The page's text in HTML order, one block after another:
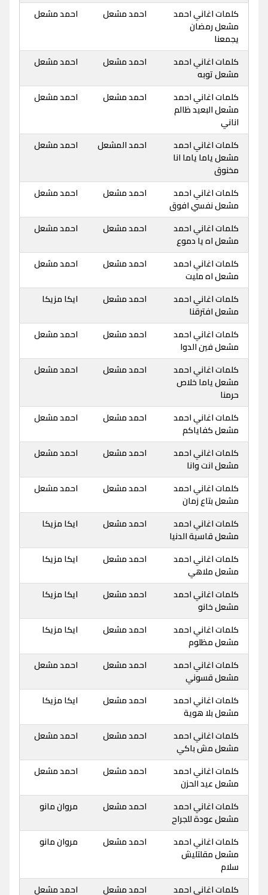
كلمات اغاني احمد
مشعل رمضان
يجمعنا
احمد مشعل احمد مشعل
كلمات اغاني احمد
مشعل توبه
احمد مشعل احمد مشعل
كلمات اغاني احمد
مشعل البعيد ظالم
اناني
احمد مشعل احمد مشعل
كلمات اغاني احمد
مشعل ياما ياما انا
مخنوق
احمد المشعل احمد مشعل
كلمات اغاني احمد
مشعل نفسي افوق
احمد مشعل احمد مشعل
كلمات اغاني احمد
مشعل اه يا دموع
احمد مشعل احمد مشعل
كلمات اغاني احمد
مشعل اه مليت
احمد مشعل احمد مشعل
كلمات اغاني احمد
مشعل افترقنا
احمد مشعل ايكا مزيكا
كلمات اغاني احمد
مشعل فين الدوا
احمد مشعل احمد مشعل
كلمات اغاني احمد
مشعل ياما خلاص
حرمنا
احمد مشعل احمد مشعل
كلمات اغاني احمد
مشعل كفاياكم
احمد مشعل احمد مشعل
كلمات اغاني احمد
مشعل انت وانا
احمد مشعل احمد مشعل
كلمات اغاني احمد
مشعل بتاع زمان
احمد مشعل احمد مشعل
كلمات اغاني احمد
مشعل قاسية الدنيا
احمد مشعل ايكا مزيكا
كلمات اغاني احمد
مشعل ملاهي
احمد مشعل ايكا مزيكا
كلمات اغاني احمد
مشعل خانو
احمد مشعل ايكا مزيكا
كلمات اغاني احمد
مشعل مظلوم
احمد مشعل ايكا مزيكا
كلمات اغاني احمد
مشعل قسوني
احمد مشعل احمد مشعل
كلمات اغاني احمد
مشعل بلا هوية
احمد مشعل ايكا مزيكا
كلمات اغاني احمد
مشعل مش باكي
احمد مشعل احمد مشعل
كلمات اغاني احمد
مشعل عيد الحزن
احمد مشعل احمد مشعل
كلمات اغاني احمد
مشعل عودة للجراح
احمد مشعل مروان مانو
كلمات اغاني احمد
مشعل مقلتليش
سلام
احمد مشعل مروان مانو
كلمات اغاني احمد
احمد مشعل احمد مشعل